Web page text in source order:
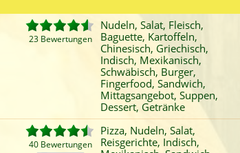
Das Bestellsystem
Der Bestellvorgang
Übertragung
Testshop
Styles
Kontakt
Rabatt
Onlinezahlung
Liefergebühr
Pizza
Nudeln
Salat
Baguette
Kartoffeln
Reisgerichte
Indisch
23 Bewertungen
Nudeln, Salat, Fleisch,
Baguette, Kartoffeln,
Chinesisch, Griechisch,
Indisch, Mexikanisch,
Schwäbisch, Burger,
Fingerfood, Sandwich,
Mittagsangebot, Suppen,
Dessert, Getränke
40 Bewertungen
Pizza, Nudeln, Salat,
Reisgerichte, Indisch,